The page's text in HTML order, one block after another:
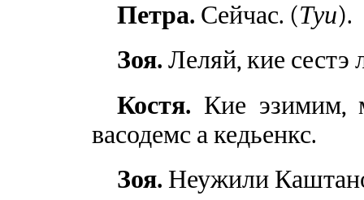
Петра. Сейчас. (Туи).
Зоя. Леляй, кие сестэ
Костя. Кие эзимим,
васодемс а кедьенкс.
Зоя. Неужили